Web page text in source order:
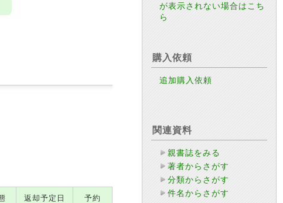
返却予定日 予約
が表示されない場合はこち
ら
購入依頼
追加購入依頼
関連資料
親書誌をみる
著者からさがす
分類からさがす
件名からさがす